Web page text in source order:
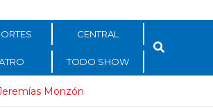
CENTRAL
TODO SHOW
Monzón